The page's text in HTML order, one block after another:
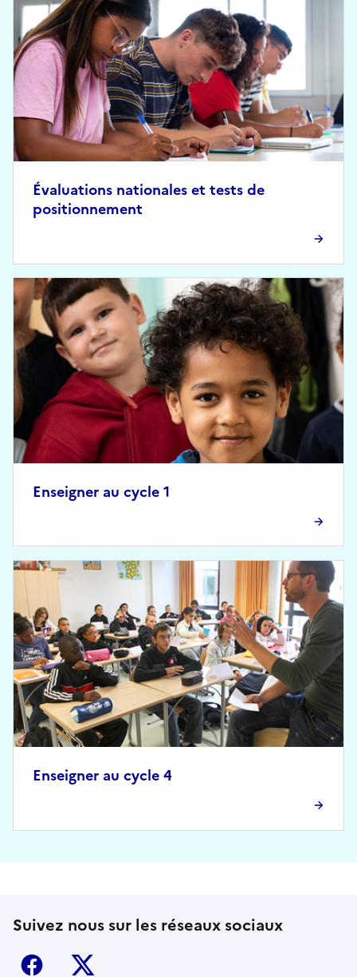
Évaluations nationales et tests de
positionnement
Enseigner au cycle 1
Enseigner au cycle 4
Suivez nous sur les réseaux sociaux
Facebook